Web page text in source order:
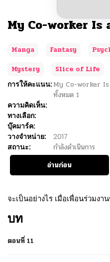
My Co-worker
Manga Fantasy
Mystery
Slice of Life
การให้คะแนน: My Co-worker
ทั้งหมด 1
ความคิดเห็น:
ทางเลือก:
บุ๊คมาร์ค:
วางจำหน่าย:
2017
สถานะ:
กำลังดำเนินการ
อ่านก่อน
จะเป็นอย่างไร เมื่อเพื่อนร่วมง
บท
ตอนที่ 11